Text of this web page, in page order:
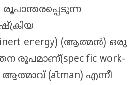
energy) (ആത്മൻ) ഒരു
രൂപമാണ്(specific work-
ആത്മാവ് (ātman) എന്നീ